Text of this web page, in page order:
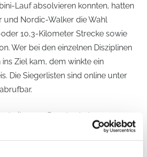
Lauf absolvieren konnten, hatten
und Nordic-Walker die Wahl
10,3-Kilometer Strecke sowie
Wer bei den einzelnen Disziplinen
Ziel kam, dem winkte ein
Die Siegerlisten sind online unter
abrufbar.
von Develey haben
im Organisieren des